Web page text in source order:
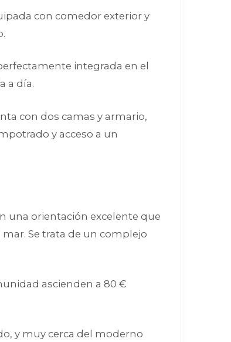
con comedor exterior y
integrada en el
a día.
con dos camas y armario,
y acceso a un
una orientación excelente que
Se trata de un complejo
ascienden a 80 €
y muy cerca del moderno